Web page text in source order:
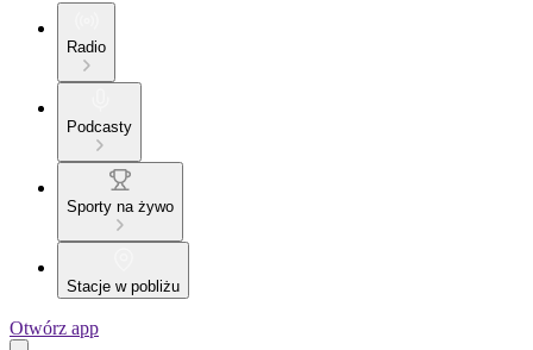
Radio
Podcasty
Sporty na żywo
Stacje w pobliżu
Otwórz app